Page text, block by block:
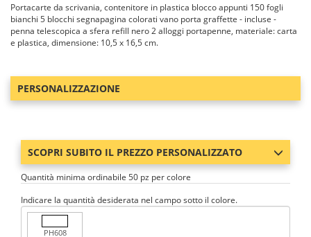
Portacarte da scrivania, contenitore in plastica blocco appunti 150 fogli
bianchi 5 blocchi segnapagina colorati vano porta graffette - incluse -
penna telescopica a sfera refill nero 2 alloggi portapenne, materiale: carta
e plastica, dimensione: 10,5 x 16,5 cm.
PERSONALIZZAZIONE
SCOPRI SUBITO IL PREZZO PERSONALIZZATO
Quantità minima ordinabile 50 pz per colore
Indicare la quantità desiderata nel campo sotto il colore.
PH608